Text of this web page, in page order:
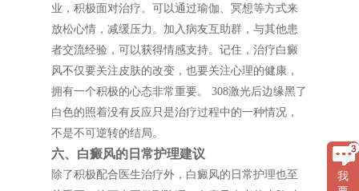
业，积极面对治疗。可以通过瑜伽、冥想等方式来
放松心情，减缓压力。加入病友互助群，与其他患
者交流经验，可以获得情感支持。记住，治疗白癜
风不仅要关注皮肤的改变，也要关注心理的健康，
拥有一个积极的心态非常重要。 308激光后边缘黑了
白色的照着没有反应只是治疗过程中的一种情况，
不是不可逆转的结局。
六、白癜风的日常护理建议
除了积极配合医生治疗外，白癜风的日常护理也至
我